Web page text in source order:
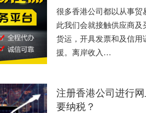
很多香港公司都以从事贸
此我们会就接触供应商及
货运，开具发票和及信用
援。离岸收入…
注册香港公司进行
要纳税？